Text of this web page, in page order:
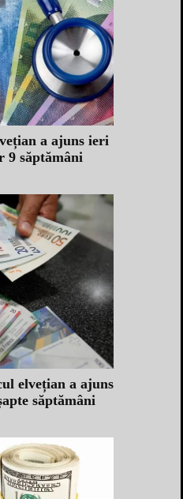
a ajuns ieri
9 săptămâni
elvețian a ajuns
săptămâni